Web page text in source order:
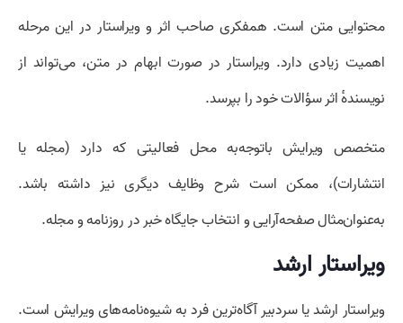
محتوایی متن است. همفکری صاحب اثر و ویراستار در این مرحله
اهمیت زیادی دارد. ویراستار در صورت ابهام در متن، می‌تواند از
نویسندهٔ اثر سؤالات خود را بپرسد.
متخصص ویرایش باتوجه‌به محل فعالیتی که دارد (مجله یا
انتشارات)، ممکن است شرح وظایف دیگری نیز داشته باشد.
به‌عنوان‌مثال صفحه‌آرایی و انتخاب جایگاه خبر در روزنامه و مجله.
ویراستار ارشد
ویراستار ارشد یا سردبیر آگاه‌ترین فرد به شیوه‌نامه‌های ویرایش است.